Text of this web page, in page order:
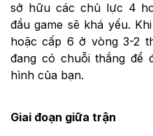
sở hữu các chủ lực 4
đầu game sẽ khá yếu.
hoặc cấp 6 ở vòng 3-2
đang có chuỗi thắng để
hình của bạn.
Giai đoạn giữa trận